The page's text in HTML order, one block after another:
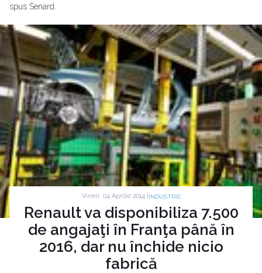
spus Senard.
Vineri, 04 Aprilie 2014 | INDUSTRIE
Renault va disponibiliza 7.500
de angajaţi în Franţa până în
2016, dar nu închide nicio
fabrică